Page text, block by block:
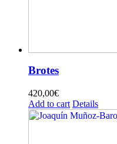
Brotes
420,00€
Add to cart Details